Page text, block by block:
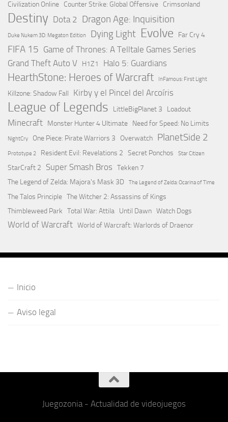
Civilization Online Counter Strike: Global Offensive Crimsonland
Destiny Dota 2 Dragon Age: Inquisition
Duke Nukem 3D: Megaton Edition Dying Light Evolve Far Cry 4
FIFA 15 Game of Thrones: A Telltale Games Series
Grand Theft Auto V H1Z1 Halo 5: Guardians
HearthStone: Heroes of Warcraft InFamous: First Light
Killzone: Shadow Fall Kirby y el Pincel del Arcoíris
League of Legends LittleBigPlanet 3 Loadout
Minecraft Monster Hunter 4 Ultimate Need for Speed: No Limits
NightCry One Piece: Pirate Warriors 3 Overwatch PlanetSide 2
Prototype 2 Resident Evil: Revelations 2 Secret Ponchos Star Citizen
StarCraft 2 Super Smash Bros Tekken 7
The Legend of Zelda: Majora's Mask 3D
The Legend of Zelda: Ocarina of Time
The Talos Principle The Witcher 2: Assassins of Kings
Thimbleweed Park Total War: Attila Until Dawn Watch Dogs
World of Warcraft World of Warcraft: Warlords of Draenor
Inicio
Aviso legal
Juegozonia - Actualidad de videojuegos